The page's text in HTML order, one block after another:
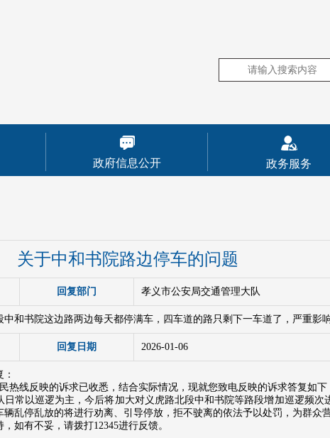
政府信息公开 政务服务
关于中和书院路边停车的问题
回复部门 孝义市公安局交通管理大队
和书院这边路两边每天都停满车，四车道的路只剩下一车道了，严重影
回复日期 2026-01-06
热线反映的诉求已收悉，结合实际情况，现就您致电反映的诉求答复如下
常以巡逻为主，今后将加大对义虎路北段中和书院等路段增加巡逻频
乱停乱放的将进行劝离、引导停放，拒不驶离的依法予以处罚，为群众
如有不妥，请拨打12345进行反馈。